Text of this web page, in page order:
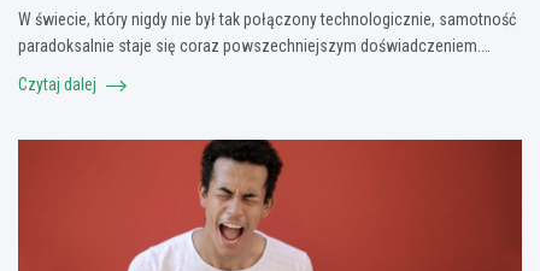
W świecie, który nigdy nie był tak połączony technologicznie, samotność
paradoksalnie staje się coraz powszechniejszym doświadczeniem.…
Czytaj dalej